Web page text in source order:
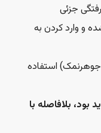
جزئی
و وارد کردن به
استفاده
بود، بلافاصله با